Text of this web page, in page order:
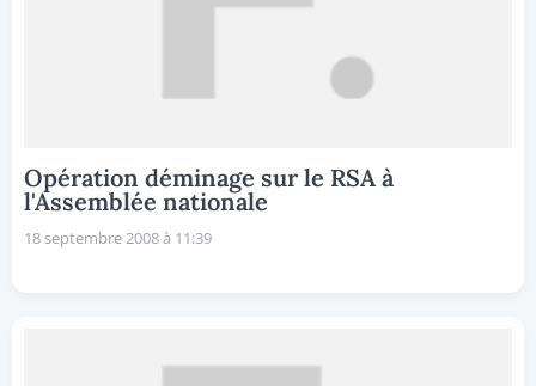
Opération déminage sur le RSA à
l'Assemblée nationale
18 septembre 2008 à 11:39